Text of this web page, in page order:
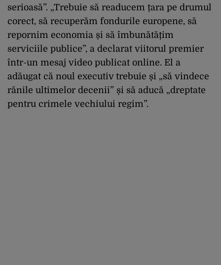
serioasă”. „Trebuie să readucem țara pe drumul
corect, să recuperăm fondurile europene, să
repornim economia și să îmbunătățim
serviciile publice”, a declarat viitorul premier
într-un mesaj video publicat online. El a
adăugat că noul executiv trebuie și „să vindece
rănile ultimelor decenii” și să aducă „dreptate
pentru crimele vechiului regim”.